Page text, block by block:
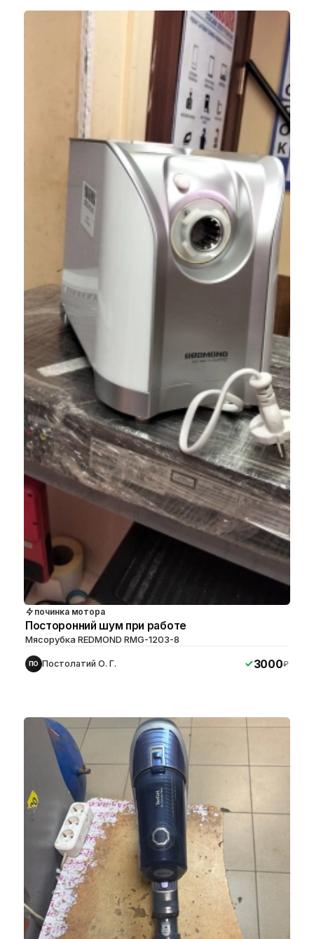
починка мотора
Посторонний шум при работе
Мясорубка REDMOND RMG-1203-8
ПО Постолатий О. Г. 3000₽